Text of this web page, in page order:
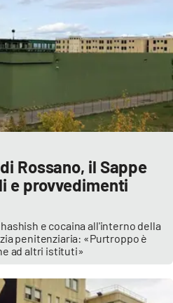
Rossano, il Sappe
e provvedimenti
e cocaina all'interno della
penitenziaria: «Purtroppo è
ad altri istituti»